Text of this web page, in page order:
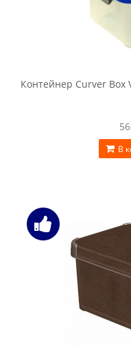
Контейнер Curver
В